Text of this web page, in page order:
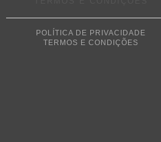
POLÍTICA DE PRIVACIDADE
TERMOS E CONDIÇÕES